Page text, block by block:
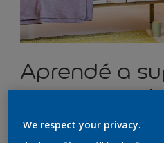
Aprendé a
capas para
estilo
We respect your privacy.